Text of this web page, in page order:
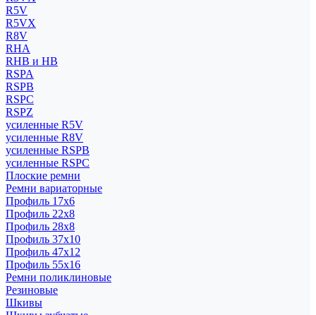
R5V
R5VX
R8V
RHA
RHB и HB
RSPA
RSPB
RSPC
RSPZ
усиленные R5V
усиленные R8V
усиленные RSPB
усиленные RSPC
Плоские ремни
Ремни вариаторные
Профиль 17x6
Профиль 22x8
Профиль 28x8
Профиль 37x10
Профиль 47x12
Профиль 55x16
Ремни поликлиновые
Резиновые
Шкивы